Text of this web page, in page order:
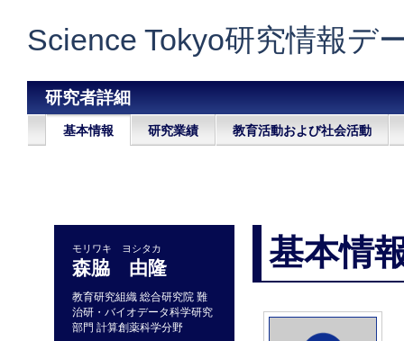
Science Tokyo研究情報デ
研究者詳細
基本情報 研究業績 教育活動および社会活動
モリワキ ヨシタカ
森脇 由隆
教育研究組織 総合研究院 難
治研・バイオデータ科学研究
部門 計算創薬科学分野
基本情